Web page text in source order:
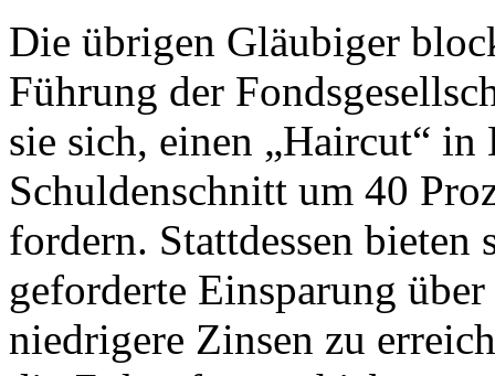
Die übrigen Gläubiger
Führung der
sie sich, einen „Haircut“ in
Schuldenschnitt um 40
fordern. Stattdessen
geforderte Einsparung
niedrigere Zinsen zu